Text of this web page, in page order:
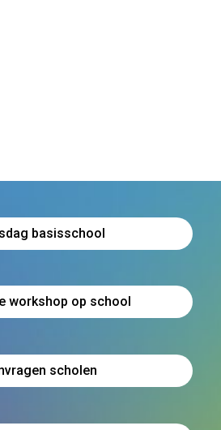
basisschool
workshop op school
scholen